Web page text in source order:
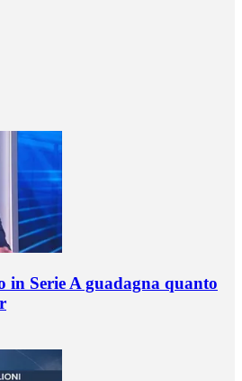
in Serie A guadagna quanto